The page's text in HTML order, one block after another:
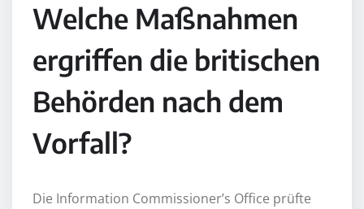
Welche Maßnahmen
ergriffen die britischen
Behörden nach dem
Vorfall?
Die Information Commissioner’s Office prüfte